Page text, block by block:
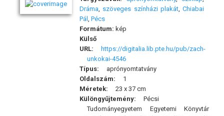
Dráma
szöveges színházi plakát, Chiabai
Pál Pécs
Formátum: kép
Külső
URL:
https://digitalia.lib.pte.hu/pub/zach-
unkokai-4546
Típus:
aprónyomtatvány
Oldalszám:
1
Méretek:
23 x 37 cm
Különgyűjtemény:
Pécsi
Tudományegyetem Egyetemi Könyvtár